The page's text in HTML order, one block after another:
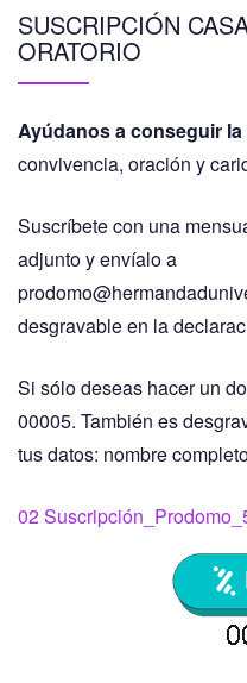
SUSCRIPCIÓN
ORATORIO
Ayúdanos a conseguir
convivencia, oración y
Suscríbete con una
adjunto y envíalo a
desgravable en la
Si sólo deseas hacer un
00005. También es
tus datos: nombre
02